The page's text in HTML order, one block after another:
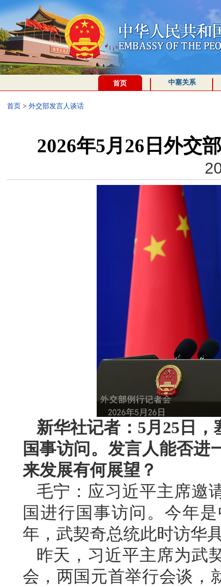
首页 中塞关系
首页 > 外交部发言人谈话
2026年5月26日外交
新华社记者：5月25日
国事访问。发言人能否进
来发展有何展望？
毛宁：应习近平主席邀
国进行国事访问。今年
年，武契奇总统此时访华
昨天，习近平主席为武
会，两国元首举行会谈，